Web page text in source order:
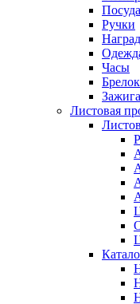
Посуда
Ручки
Часы
Листовая